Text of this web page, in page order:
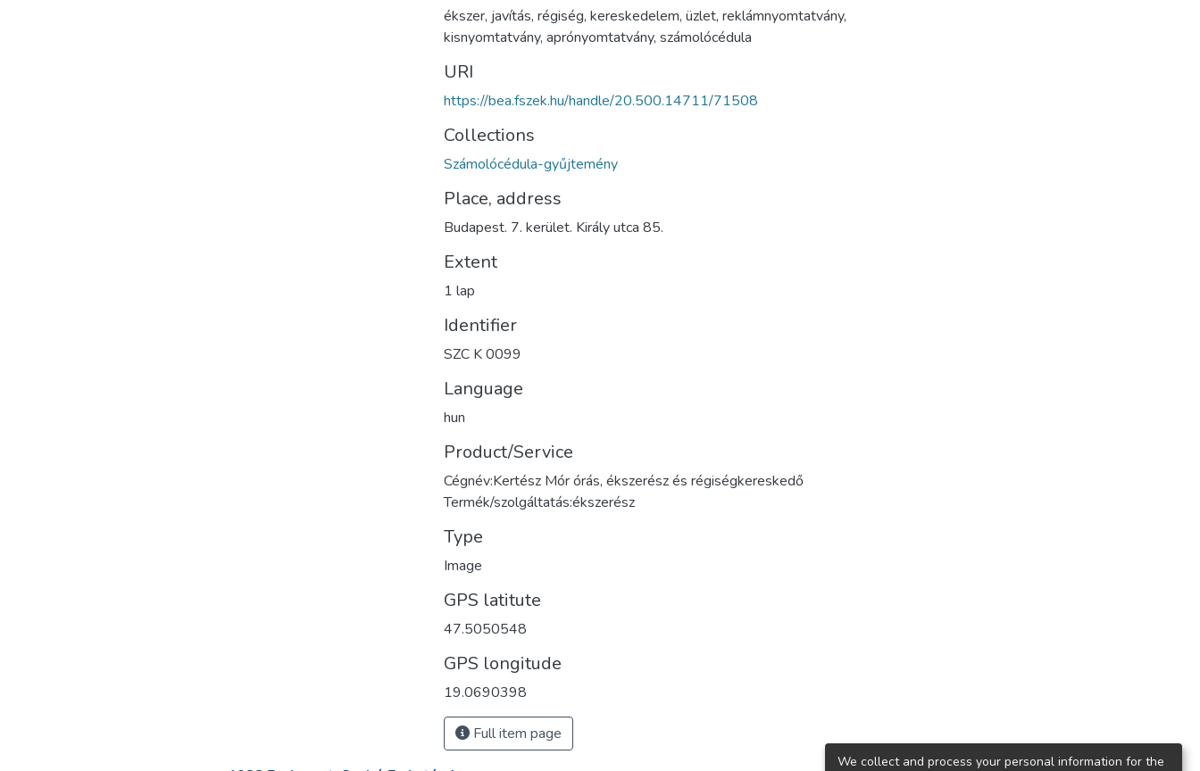
ékszer, javítás, régiség, kereskedelem, üzlet, reklámnyomtatvány,
kisnyomtatvány, aprónyomtatvány, számolócédula
URI
https://bea.fszek.hu/handle/20.500.14711/71508
Collections
Számolócédula-gyűjtemény
Place, address
Budapest. 7. kerület. Király utca 85.
Extent
1 lap
Identifier
SZC K 0099
Language
hun
Product/Service
Cégnév:Kertész Mór órás, ékszerész és régiségkereskedő
Termék/szolgáltatás:ékszerész
Type
Image
GPS latitute
47.5050548
GPS longitude
19.0690398
Full item page
We collect and process your personal information for the